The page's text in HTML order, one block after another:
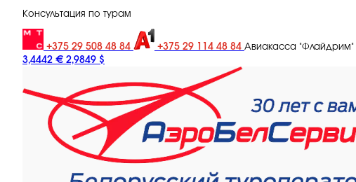
Консультация по турам
+375 29 508 48 84 +375 29 114 48 84 Авиакасса "Флайдрим"
3,4442 € 2,9849 $